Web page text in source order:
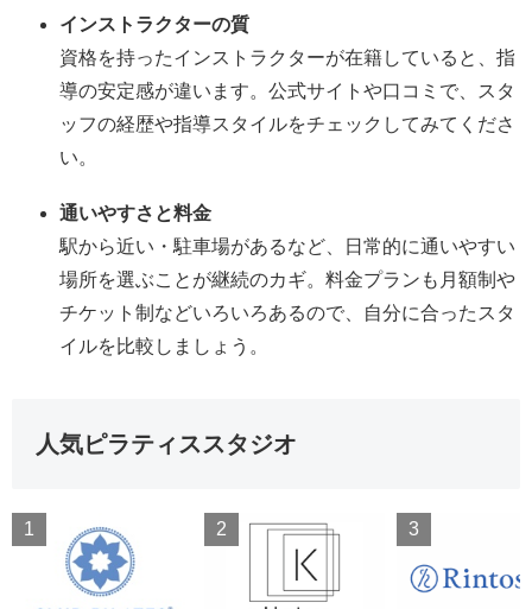
インストラクターの質
資格を持ったインストラクターが在籍していると、指
導の安定感が違います。公式サイトや口コミで、スタ
ッフの経歴や指導スタイルをチェックしてみてくださ
い。
通いやすさと料金
駅から近い・駐車場があるなど、日常的に通いやすい
場所を選ぶことが継続のカギ。料金プランも月額制や
チケット制などいろいろあるので、自分に合ったスタ
イルを比較しましょう。
人気ピラティススタジオ
1 2 3